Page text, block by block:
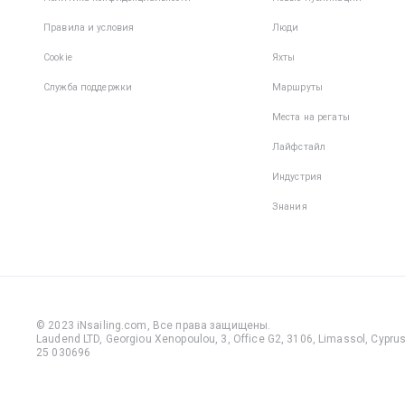
Правила и условия
Cookie
Служба поддержки
Люди
Яхты
Маршруты
Места на регаты
Лайфстайл
Индустрия
Знания
© 2023 iNsailing.com, Все права защищены.
Laudend LTD, Georgiou Xenopoulou, 3, Office G2, 3106, Limassol,
25 030696